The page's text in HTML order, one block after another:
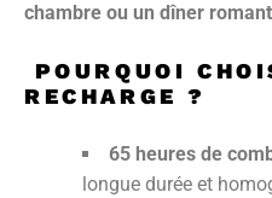
chambre ou un dîner
POURQUOI
RECHARGE ?
65 heures de
longue durée et